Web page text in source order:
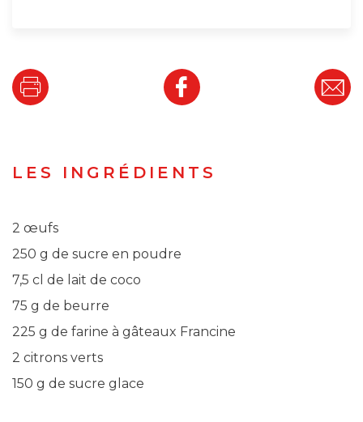
LES INGRÉDIENTS
2 œufs
250 g de sucre en poudre
7,5 cl de lait de coco
75 g de beurre
225 g de farine à gâteaux Francine
2 citrons verts
150 g de sucre glace